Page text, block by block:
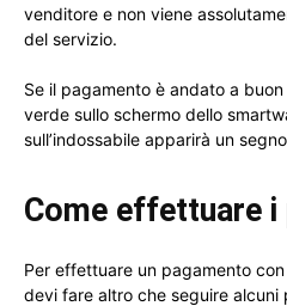
venditore e non viene
del servizio.
Se il pagamento è andato a
verde sullo schermo dello
sull’indossabile apparirà un
Come effettuare i
Per effettuare un pagamento
devi fare altro che seguire alcuni